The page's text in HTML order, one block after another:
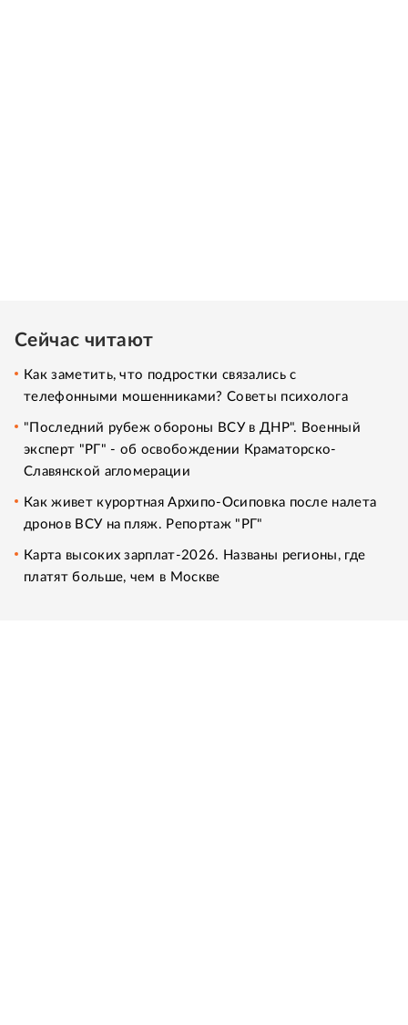
Сейчас читают
Как заметить, что подростки связались с
телефонными мошенниками? Советы психолога
"Последний рубеж обороны ВСУ в ДНР". Военный
эксперт "РГ" - об освобождении Краматорско-
Славянской агломерации
Как живет курортная Архипо-Осиповка после налета
дронов ВСУ на пляж. Репортаж "РГ"
Карта высоких зарплат-2026. Названы регионы, где
платят больше, чем в Москве